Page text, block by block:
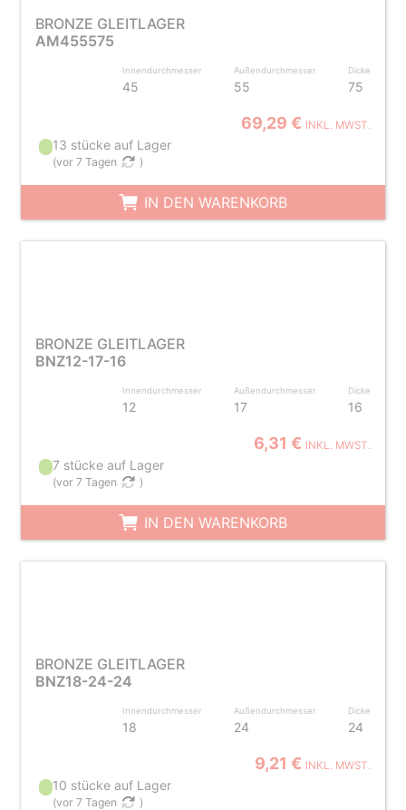
BRONZE GLEITLAGER
AM455575
Innendurchmesser
45
Außendurchmesser
55
Dicke
75
69,29 € INKL. MWST.
13 stücke auf Lager
(vor 7 Tagen )
IN DEN WARENKORB
BRONZE GLEITLAGER
BNZ12-17-16
Innendurchmesser
12
Außendurchmesser
17
Dicke
16
6,31 € INKL. MWST.
7 stücke auf Lager
(vor 7 Tagen )
IN DEN WARENKORB
BRONZE GLEITLAGER
BNZ18-24-24
Innendurchmesser
18
Außendurchmesser
24
Dicke
24
9,21 € INKL. MWST.
10 stücke auf Lager
(vor 7 Tagen )